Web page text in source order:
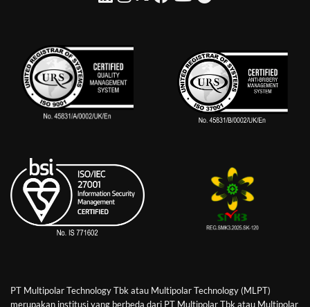
PT Multipolar Technology Tbk atau Multipolar Technology (MLPT)
merupakan institusi yang berbeda dari PT Multipolar Tbk atau Multipolar